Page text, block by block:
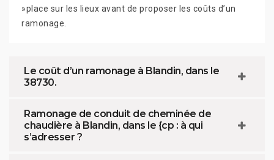
»place sur les lieux avant de proposer les coûts d’un
ramonage.
Le coût d’un ramonage à Blandin, dans le
38730.
Ramonage de conduit de cheminée de
chaudière à Blandin, dans le {cp : à qui
s’adresser ?